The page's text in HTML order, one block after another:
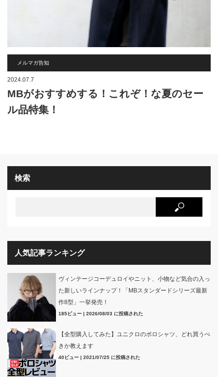
メルマガ告知
2024.07.7
MBがおすすめする！これぞ！な夏のセー
ル品特集！
検索
人気記事ランキング
ヴィンテージコーデュロイやニット、小物など気合の入っ
た新しいラインナップ！「MBスタンダードシリーズ最新
作8型」一挙発売！
185ビュー | 2026/08/03 に投稿された
【全型購入してみた】ユニクロのポロシャツ、どれ買うべ
きか教えます
40ビュー | 2021/07/25 に投稿された